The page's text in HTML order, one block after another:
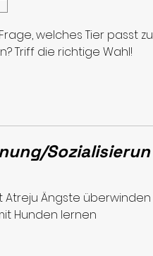
welches Tier passt zu
Triff die richtige Wahl!
Sozialisierun
Atreju Ängste überwinden
Hunden lernen